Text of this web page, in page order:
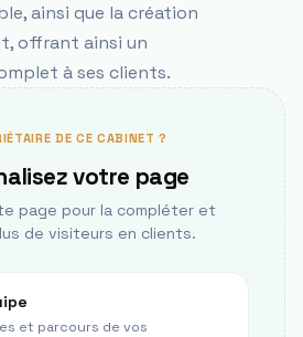
ainsi que la création
offrant ainsi un
à ses clients.
DE CE CABINET ?
votre page
page pour la compléter et
de visiteurs en clients.
et parcours de vos